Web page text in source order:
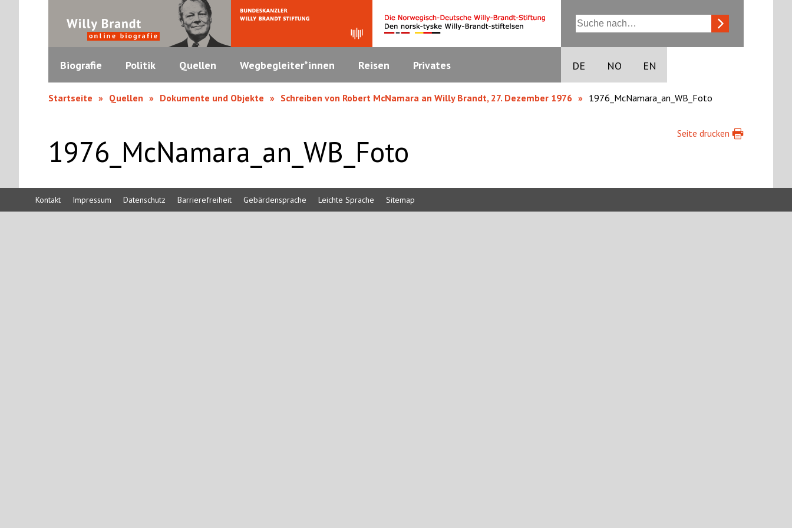
Biografie Politik Quellen Wegbegleiter*innen Reisen Privates DE NO EN
Startseite Quellen Dokumente und Objekte Schreiben von Robert McNamara an Willy Brandt, 27. Dezember 1976 1976_McNamara_an_WB_Foto
Seite drucken
1976_McNamara_an_WB_Foto
Kontakt Impressum Datenschutz Barrierefreiheit Gebärdensprache Leichte Sprache Sitemap